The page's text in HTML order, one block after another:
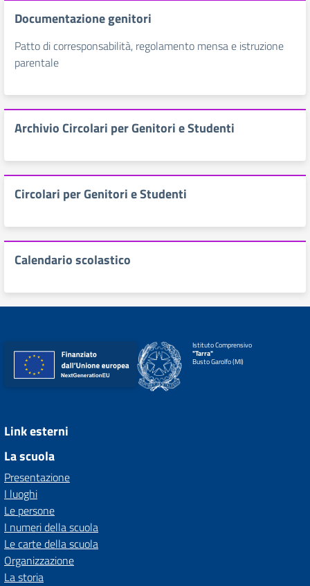
Documentazione genitori
Patto di corresponsabilità, regolamento mensa e istruzione
parentale
Archivio Circolari per Genitori e Studenti
Circolari per Genitori e Studenti
Calendario scolastico
Istituto Comprensivo
"Tarra"
Busto Garolfo (MI)
Link esterni
La scuola
Presentazione
I luoghi
Le persone
I numeri della scuola
Le carte della scuola
Organizzazione
La storia